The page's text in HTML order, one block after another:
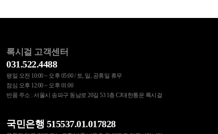
록시걸 고객센터
031.522.4488
평일 오전 10:00 ~ 오후 05:00 / 토, 일, 공휴일 휴무
점심 오후 12:00 ~ 오후 01:00
반품 주소 : 서울시 송파구 동남로 20길 53 1층 CJ대한통운 록시걸
국민은행 515537.01.017828